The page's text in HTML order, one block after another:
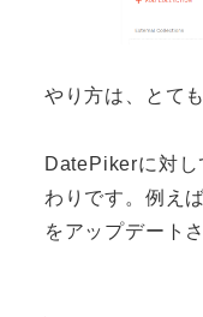
やり方は、とて
DatePikerに対
わりです。例え
をアップデート